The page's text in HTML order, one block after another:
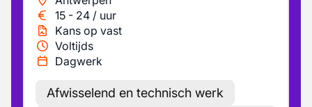
15 - 24 / uur
Kans op vast
Voltijds
Dagwerk
Afwisselend en technisch werk